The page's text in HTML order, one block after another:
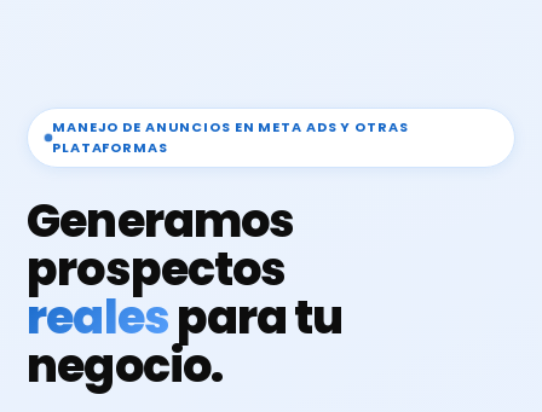
MANEJO DE ANUNCIOS EN META ADS Y OTRAS
PLATAFORMAS
Generamos
prospectos
realespara tu
negocio.